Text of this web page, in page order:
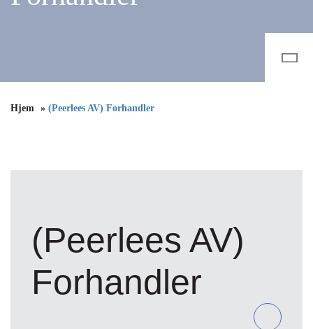
Hjem » (Peerlees AV) Forhandler
(Peerlees AV)
Forhandler